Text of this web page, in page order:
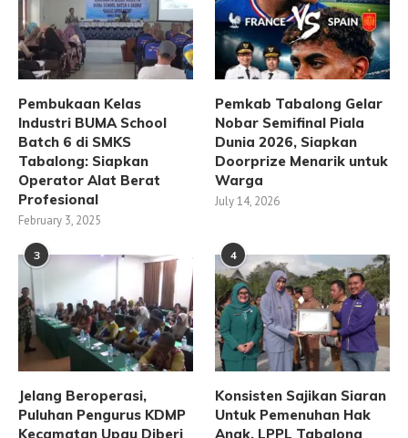
Pembukaan Kelas
Industri BUMA School
Batch 6 di SMKS
Tabalong: Siapkan
Operator Alat Berat
Profesional
February 3, 2025
Pemkab Tabalong Gelar
Nobar Semifinal Piala
Dunia 2026, Siapkan
Doorprize Menarik untuk
Warga
July 14, 2026
3
Jelang Beroperasi,
Puluhan Pengurus KDMP
Kecamatan Upau Diberi
4
Konsisten Sajikan Siaran
Untuk Pemenuhan Hak
Anak, LPPL Tabalong